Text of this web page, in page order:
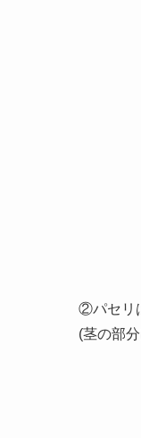
②パセリ
(茎の部